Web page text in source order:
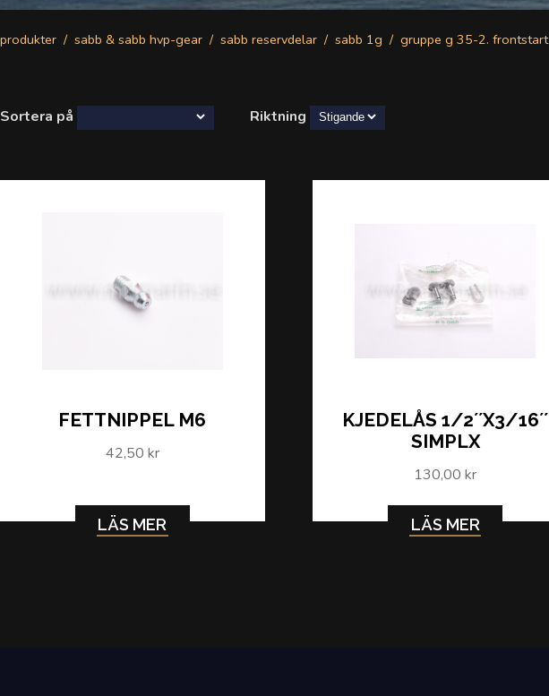
produkter sabb & sabb hvp-gear sabb reservdelar sabb 1g gruppe g 35-2. frontstart
Sortera på Riktning
FETTNIPPEL M6
42,50 kr
LÄS MER
KJEDELÅS 1/2´´X3/16´´
SIMPLX
130,00 kr
LÄS MER